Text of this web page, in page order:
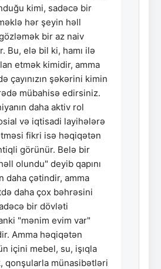
kimi, sadəcə bir
hər şeyin həll
bir az naiv
Bu, elə bil ki, hamı ilə
etmək kimidir, amma
çayınızın şəkərini kimin
mübahisə edirsiniz.
daha aktiv rol
və iqtisadi layihələrə
fikri isə həqiqətən
görünür. Belə bir
olundu" deyib qapını
daha çətindir, amma
daha çox bəhrəsini
bir dövləti
"mənim evim var"
Amma həqiqətən
içini mebel, su, işıqla
qonşularla münasibətləri